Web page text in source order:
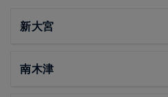
新大宮
南木津